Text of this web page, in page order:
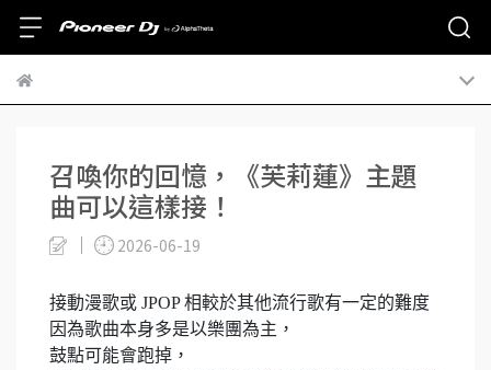
召喚你的回憶，《芙莉蓮》主題
曲可以這樣接！
2026-06-19
接動漫歌或 JPOP 相較於其他流行歌有一定的難度
因為歌曲本身多是以樂團為主，
鼓點可能會跑掉，